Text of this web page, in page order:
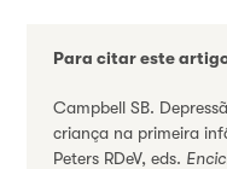
Para citar este
Campbell SB.
criança na primeira
Peters RDeV, eds.